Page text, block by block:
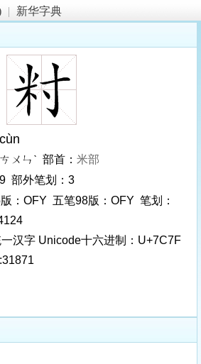
|
新华字典
cùn
ㄨㄣˋ 部首： 米部
部外笔划：3
：OFY 五笔98版：OFY 笔划：
汉字 Unicode十六进制：U+7C7F